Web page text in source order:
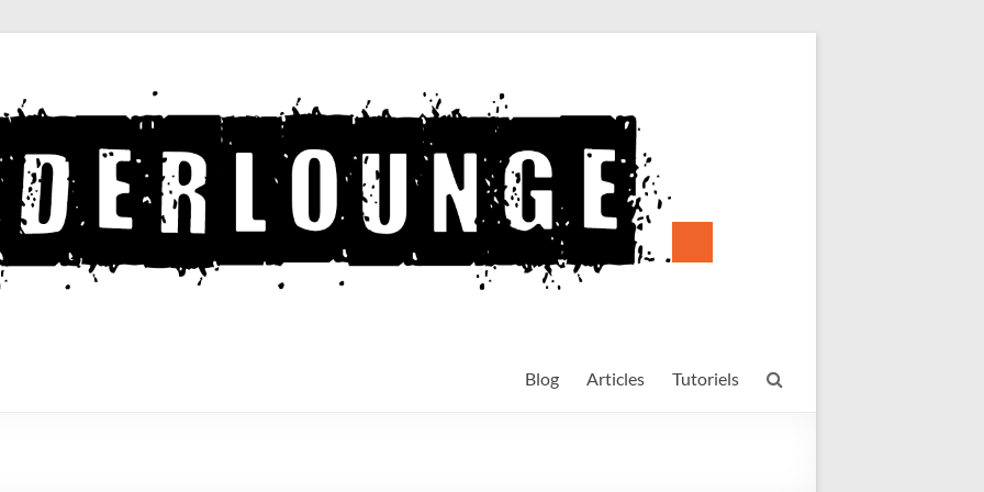
Blog Articles Tutoriels